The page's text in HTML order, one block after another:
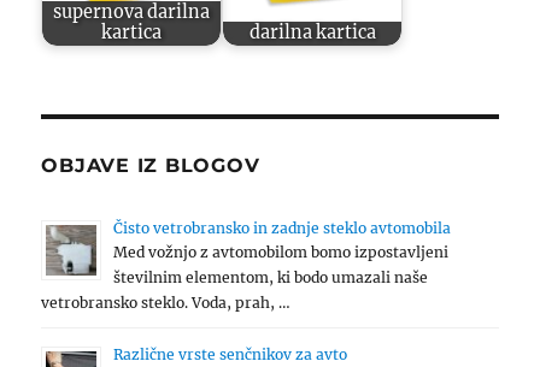
supernova darilna
kartica
darilna kartica
OBJAVE IZ BLOGOV
Čisto vetrobransko in zadnje steklo avtomobila
Med vožnjo z avtomobilom bomo izpostavljeni
številnim elementom, ki bodo umazali naše
vetrobransko steklo. Voda, prah, …
Različne vrste senčnikov za avto